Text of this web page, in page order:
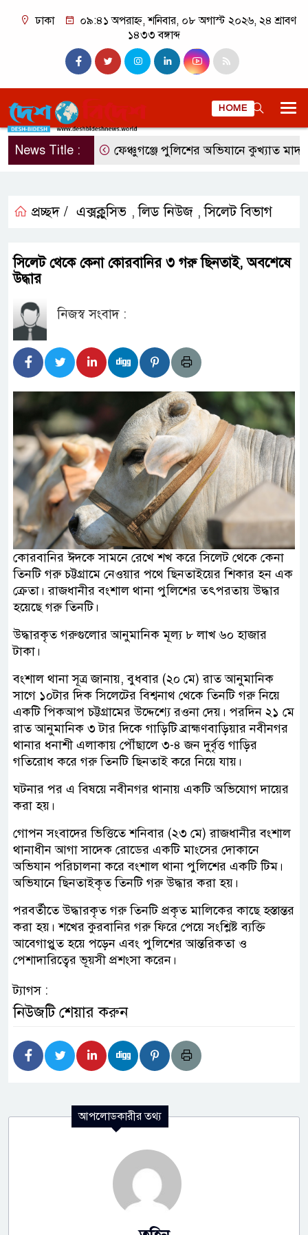
ঢাকা
০৯:৪১ অপরাহ্ন, শনিবার, ০৮ অগাস্ট ২০২৬, ২৪ শ্রাবণ
১৪৩৩ বঙ্গাব্দ
HOME
News Title : ফেঞ্চুগঞ্জে পুলিশের অভিযানে কুখ্যাত মাদক
প্রচ্ছদ / এক্সক্লুসিভ ,লিড নিউজ ,সিলেট বিভাগ
সিলেট থেকে কেনা কোরবানির ৩ গরু ছিনতাই, অবশেষে
উদ্ধার
নিজস্ব সংবাদ :
কোরবানির ঈদকে সামনে রেখে শখ করে সিলেট থেকে কেনা
তিনটি গরু চট্টগ্রামে নেওয়ার পথে ছিনতাইয়ের শিকার হন এক
ক্রেতা। রাজধানীর বংশাল থানা পুলিশের তৎপরতায় উদ্ধার
হয়েছে গরু তিনটি।
উদ্ধারকৃত গরুগুলোর আনুমানিক মূল্য ৮ লাখ ৬০ হাজার
টাকা।
বংশাল থানা সূত্র জানায়, বুধবার (২০ মে) রাত আনুমানিক
সাগে ১০টার দিক সিলেটের বিশ্বনাথ থেকে তিনটি গরু নিয়ে
একটি পিকআপ চট্টগ্রামের উদ্দেশ্যে রওনা দেয়। পরদিন ২১ মে
রাত আনুমানিক ৩ টার দিকে গাড়িটি ব্রাহ্মণবাড়িয়ার নবীনগর
থানার ধনাশী এলাকায় পৌঁছালে ৩-৪ জন দুর্বৃত্ত গাড়ির
গতিরোধ করে গরু তিনটি ছিনতাই করে নিয়ে যায়।
ঘটনার পর এ বিষয়ে নবীনগর থানায় একটি অভিযোগ দায়ের
করা হয়।
গোপন সংবাদের ভিত্তিতে শনিবার (২৩ মে) রাজধানীর বংশাল
থানাধীন আগা সাদেক রোডের একটি মাংসের দোকানে
অভিযান পরিচালনা করে বংশাল থানা পুলিশের একটি টিম।
অভিযানে ছিনতাইকৃত তিনটি গরু উদ্ধার করা হয়।
পরবর্তীতে উদ্ধারকৃত গরু তিনটি প্রকৃত মালিকের কাছে হস্তান্তর
করা হয়। শখের কুরবানির গরু ফিরে পেয়ে সংশ্লিষ্ট ব্যক্তি
আবেগাপ্লুত হয়ে পড়েন এবং পুলিশের আন্তরিকতা ও
পেশাদারিত্বের ভূয়সী প্রশংসা করেন।
ট্যাগস :
নিউজটি শেয়ার করুন
আপলোডকারীর তথ্য